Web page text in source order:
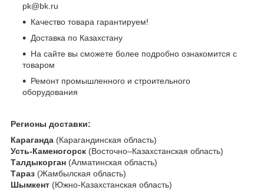
pk@bk.ru
Качество товара гарантируем!
Доставка по Казахстану
На сайте вы сможете более подробно ознакомится с
товаром
Ремонт промышленного и строительного
оборудования
Регионы доставки:
Караганда (Карагандинская область)
Усть-Каменогорск (Восточно–Казахстанская область)
Талдыкорган (Алматинская область)
Тараз (Жамбылская область)
Шымкент (Южно-Казахстанская область)